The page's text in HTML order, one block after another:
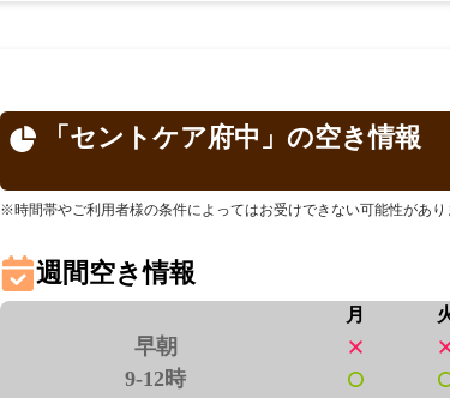
「セントケア府中」の空き情報
※時間帯やご利用者様の条件によってはお受けできない可能性があり
週間空き情報
月
早朝
9-12時